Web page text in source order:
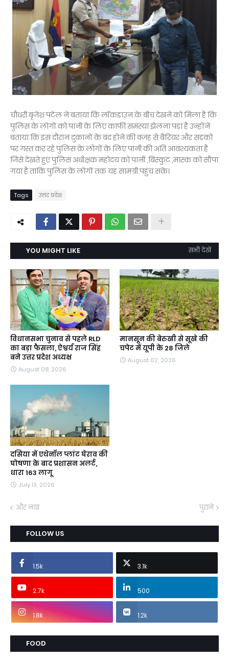
चौधरी बृजेश पटेल ने बताया कि लॉकडाउन के बीच देखने को मिला है कि
पुलिस के लोगों को पानी के लिए काफी समस्या झेलना पड़ा है उन्होंने
बताया कि इस दौरान दुकानों के बंद होने की वजह से बैरियर और सड़कों
पर गस्त कर रहे पुलिस के लोगों के लिए पानी की अति आवश्यकता है
जिसे देखते हुए पुलिस अधीक्षक महोदय को पानी ,बिस्कुट ,मास्क को सौंपा
गया है ताकि पुलिस के लोगों तक यह सामग्री पहुंच सके।
Tags उत्तर प्रदेश
YOU MIGHT LIKE सभी देखें
विधानसभा चुनाव से पहले RLD
का बड़ा फैसला, ऐश्वर्य राज सिंह
बने उत्तर प्रदेश अध्यक्ष
August 08, 2026
मानसून की बेरुखी से सूखे की
चपेट में यूपी के 28 जिले
August 02, 2026
दसिया में एथेनॉल प्लांट घेराव की
घोषणा के बाद प्रशासन अलर्ट,
धारा 163 लागू
July 13, 2026
और नया पुराने
FOLLOW US
1.5k 3.1k
2.7k 500
1.8k 1.2k
FOOD